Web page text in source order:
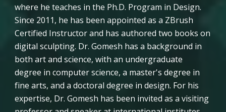
where he teaches in the Ph.D. Program in Design.
Since 2011, he has been appointed as a ZBrush
Certified Instructor and has authored two books on
digital sculpting. Dr. Gomesh has a background in
both art and science, with an undergraduate
degree in computer science, a master's degree in
fine arts, and a doctoral degree in design. For his
expertise, Dr. Gomesh has been invited as a visiting